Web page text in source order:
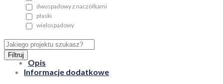
dwuspadowy z naczółkami
płaski
wielospadowy
Filtruj
Opis
Informacje dodatkowe